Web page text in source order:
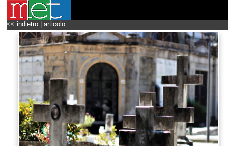
<< indietro articolo